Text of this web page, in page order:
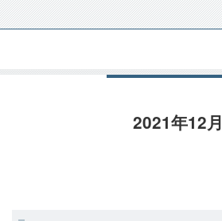
2021年12月